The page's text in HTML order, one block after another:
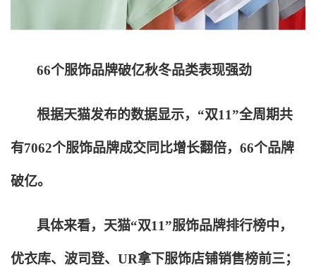
66个服饰品牌破亿秋冬品类表现强劲
根据天猫发布的数据显示，“双11”全周期共
有7062个服饰品牌成交同比增长翻倍，66个品牌
破亿。
具体来看，天猫“双11”服饰品牌排行榜中，
优衣库、波司登、UR拿下服饰店铺销售榜前三；